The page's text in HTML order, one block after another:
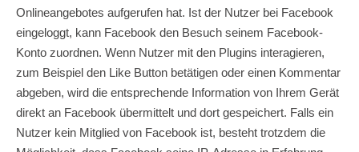
Onlineangebotes aufgerufen hat. Ist der Nutzer bei Facebook
eingeloggt, kann Facebook den Besuch seinem Facebook-
Konto zuordnen. Wenn Nutzer mit den Plugins interagieren,
zum Beispiel den Like Button betätigen oder einen Kommentar
abgeben, wird die entsprechende Information von Ihrem Gerät
direkt an Facebook übermittelt und dort gespeichert. Falls ein
Nutzer kein Mitglied von Facebook ist, besteht trotzdem die